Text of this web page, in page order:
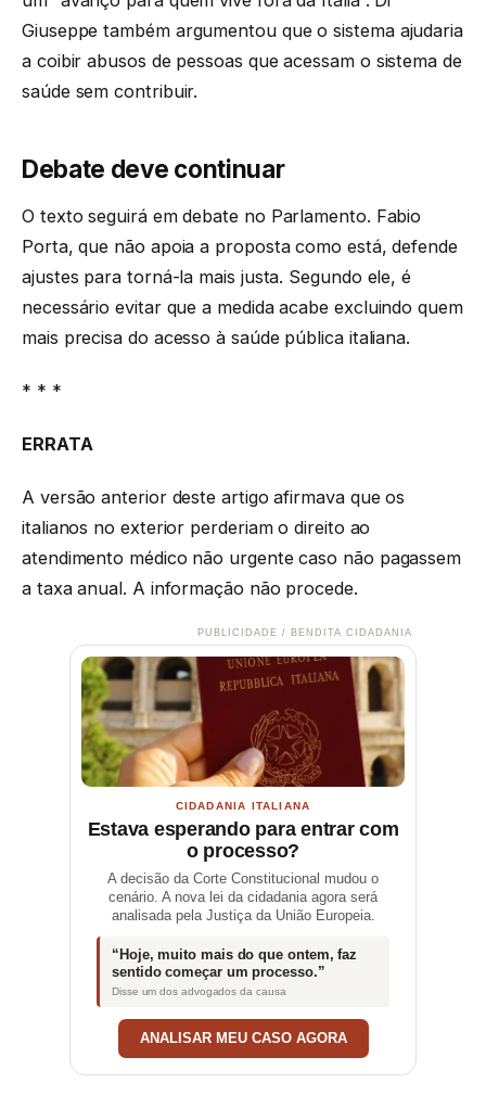
Giuseppe também argumentou que o sistema ajudaria
a coibir abusos de pessoas que acessam o sistema de
saúde sem contribuir.
Debate deve continuar
O texto seguirá em debate no Parlamento. Fabio
Porta, que não apoia a proposta como está, defende
ajustes para torná-la mais justa. Segundo ele, é
necessário evitar que a medida acabe excluindo quem
mais precisa do acesso à saúde pública italiana.
* * *
ERRATA
A versão anterior deste artigo afirmava que os
italianos no exterior perderiam o direito ao
atendimento médico não urgente caso não pagassem
a taxa anual. A informação não procede.
PUBLICIDADE / BENDITA CIDADANIA
CIDADANIA ITALIANA
Estava esperando para entrar com
o processo?
A decisão da Corte Constitucional mudou o
cenário. A nova lei da cidadania agora será
analisada pela Justiça da União Europeia.
“Hoje, muito mais do que ontem, faz
sentido começar um processo.”
Disse um dos advogados da causa
ANALISAR MEU CASO AGORA